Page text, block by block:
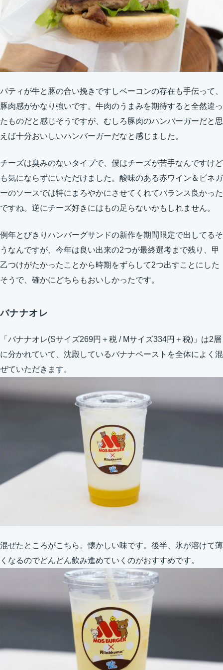
パティが牛と豚の合い挽きですしベーコンの存在も手伝って、
豚肉感がかなり強いです。牛肉のうまみを期待すると全然違っ
たものだと感じそうですが、むしろ豚肉のハンバーガーだと思
えば十分おいしいハンバーガーだなと感じました。
チーズは臭みのないタイプで、僕はチーズが苦手なんですけど
も気にならずにいただけました。酸味のある赤ワイン＆ビネガ
ーのソースでは特にまろやかにさせてくれてバランス良かった
ですね。逆にチーズ好きにはもの足らないかもしれません。
例年とびきりハンバーグサンドの新作を期間限定で出してるそ
うなんですが、今年は良い出来の2つが最終選考まで残り、甲
乙つけがたかったことから時期をずらして2つ出すことにした
そうで、確かにどちらもおいしかったです。
バナナオレ
「バナナオレ(Sサイズ269円＋税 / Mサイズ334円＋税)」は2層
に分かれていて、沈殿しているバナナペーストを全体によく混
ぜていただきます。
混ぜたところがこちら。懐かしい味です。後半、氷が溶けて薄
くなるのでどんどん飲み進めていくのがおすすめです。